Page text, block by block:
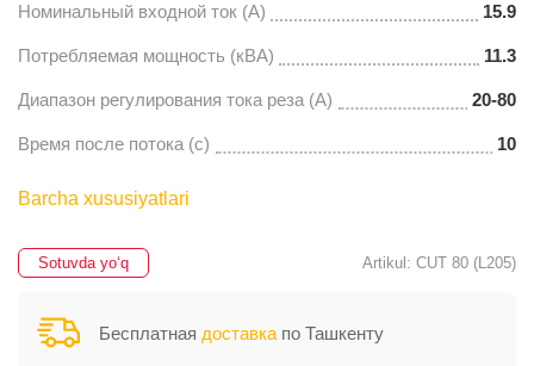
Номинальный входной ток (А) 15.9
Потребляемая мощность (кВА) 11.3
Диапазон регулирования тока реза (A) 20-80
Время после потока (c) 10
Barcha xususiyatlari
Sotuvda yo‘q Artikul: CUT 80 (L205)
Бесплатная доставка по Ташкенту